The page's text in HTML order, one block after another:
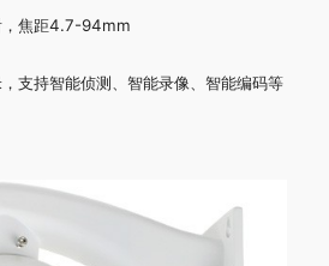
，焦距4.7-94mm
支持智能侦测、智能录像、智能编码等